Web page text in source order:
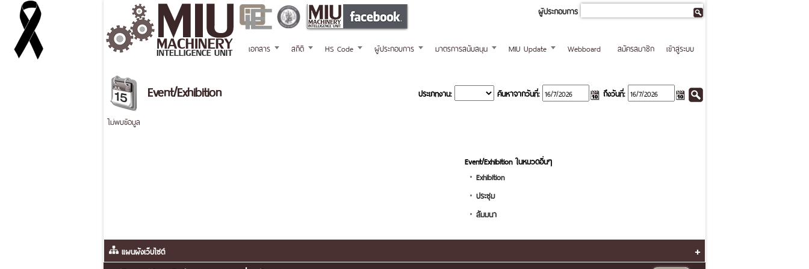
ผู้ประกอบการ
เอกสาร สถิติ HS Code ผู้ประกอบการ มาตรการสนับสนุน MIU Update Webboard เข้าสู่ระบบ
สมัครสมาชิก
Event/Exhibition ประเภทงาน: ค้นหาจากวันที่: ถึงวันที่:
ไม่พบข้อมูล
Event/Exhibition ในหมวดอื่นๆ
Exhibition
ประชุม
สัมมนา
+
แผนผังเว็บไซต์